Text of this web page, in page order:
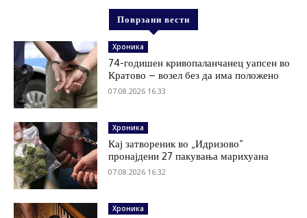
Поврзани вести
Хроника
74-годишен кривопаланчанец уапсен во
Кратово – возел без да има положено
07.08.2026 16:33
Хроника
Кај затвореник во „Идризово“
пронајдени 27 пакувања марихуана
07.08.2026 16:32
Хроника